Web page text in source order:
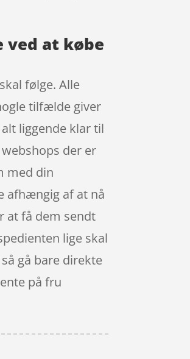
ved at købe
følge. Alle
tilfælde giver
liggende klar til
der er
med din
afhængig af at nå
at få dem sendt
lige skal
gå bare direkte
på fru